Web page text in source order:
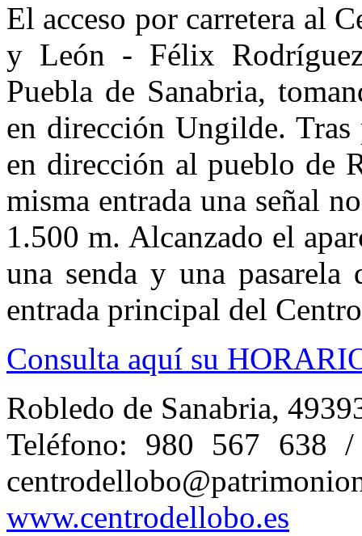
El acceso por carretera al
y León - Félix
Puebla de Sanabria,
en dirección Ungilde. Tras
en dirección al pueblo de
misma entrada una señal
1.500 m. Alcanzado el
una senda y una pasarela
entrada principal del
Consulta aquí su
Robledo de Sanabria,
Teléfono: 980 567
www.centrodellobo.es